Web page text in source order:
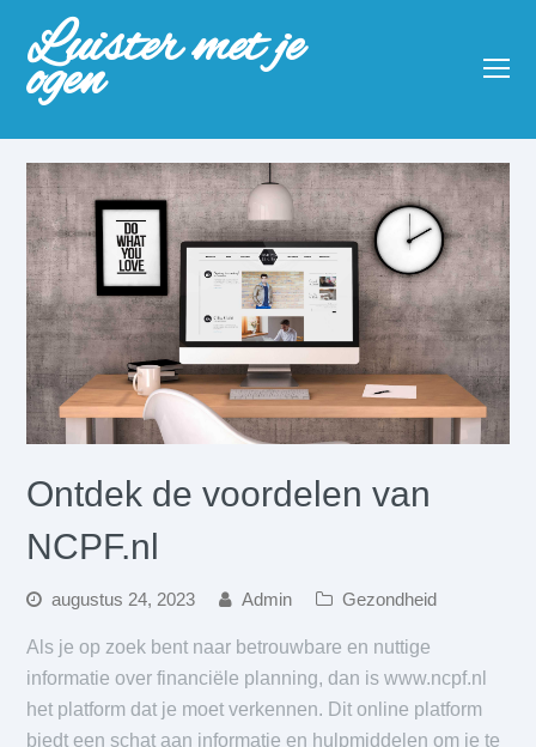
Luister met je
ogen
Ontdek de voordelen van
NCPF.nl
augustus 24, 2023 Admin Gezondheid
Als je op zoek bent naar betrouwbare en nuttige
informatie over financiële planning, dan is www.ncpf.nl
het platform dat je moet verkennen. Dit online platform
biedt een schat aan informatie en hulpmiddelen om je te